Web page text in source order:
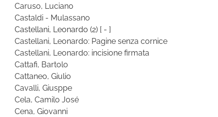
Caruso, Luciano
Castaldi - Mulassano
Castellani, Leonardo (2) [ - ]
Castellani, Leonardo: Pagine senza cornice
Castellani, Leonardo: incisione firmata
Cattafi, Bartolo
Cattaneo, Giulio
Cavalli, Giusppe
Cela, Camilo José
Cena, Giovanni